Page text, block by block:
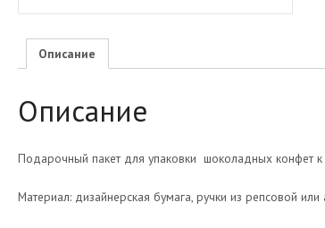
Описание
Описание
Подарочный пакет для упаковки шоколадных конфет к
Материал: дизайнерская бумага, ручки из репсовой или